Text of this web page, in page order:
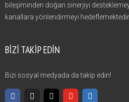
bileşiminden doğan sinerjiyi
kanallara yönlendirmeyi hedeflemektedir.
BIZI TAKIP EDIN
Bizi sosyal medyada da takip edin!